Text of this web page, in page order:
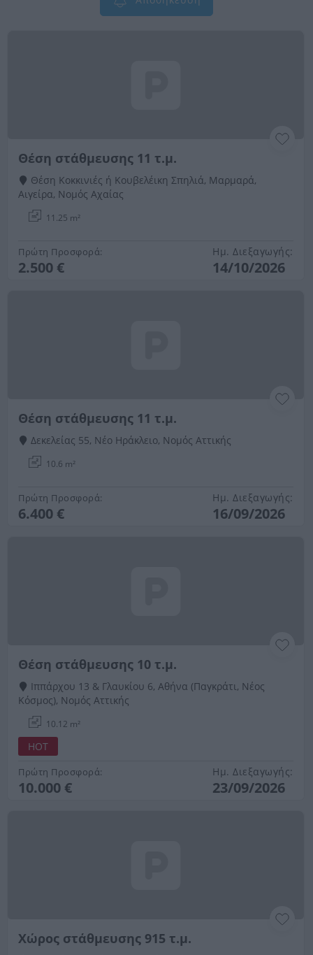
Θέση στάθμευσης 11 τ.μ.
Θέση Κοκκινιές ή Κουβελέικη Σπηλιά, Μαρμαρά,
Αιγείρα, Νομός Αχαίας
11.25 m²
Πρώτη Προσφορά:
2.500 €
Ημ. Διεξαγωγής:
14/10/2026
Θέση στάθμευσης 11 τ.μ.
Δεκελείας 55, Νέο Ηράκλειο, Νομός Αττικής
10.6 m²
Πρώτη Προσφορά:
6.400 €
Ημ. Διεξαγωγής:
16/09/2026
Θέση στάθμευσης 10 τ.μ.
Ιππάρχου 13 & Γλαυκίου 6, Αθήνα (Παγκράτι, Νέος
Κόσμος), Νομός Αττικής
10.12 m²
HOT
Πρώτη Προσφορά:
10.000 €
Ημ. Διεξαγωγής:
23/09/2026
Χώρος στάθμευσης 915 τ.μ.